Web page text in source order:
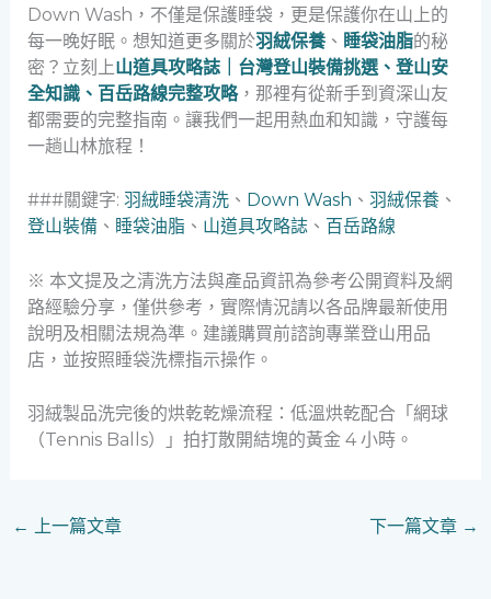
Down Wash，不僅是保護睡袋，更是保護你在山上的
每一晚好眠。想知道更多關於羽絨保養、 睡袋油脂的秘
密？立刻上山道具攻略誌｜台灣登山裝備挑選、登山安
全知識、百岳路線完整攻略，那裡有從新手到資深山友
都需要的完整指南。讓我們一起用熱血和知識，守護每
一趟山林旅程！
###關鍵字: 羽絨睡袋清洗、 Down Wash 、 羽絨保養、
登山裝備、 睡袋油脂 、 山道具攻略誌、 百岳路線
※ 本文提及之清洗方法與產品資訊為參考公開資料及網
路經驗分享，僅供參考，實際情況請以各品牌最新使用
說明及相關法規為準。建議購買前諮詢專業登山用品
店，並按照睡袋洗標指示操作。
羽絨製品洗完後的烘乾乾燥流程：低溫烘乾配合「網球
（Tennis Balls）」拍打散開結塊的黃金 4 小時。
← 上一篇文章 下一篇文章 →